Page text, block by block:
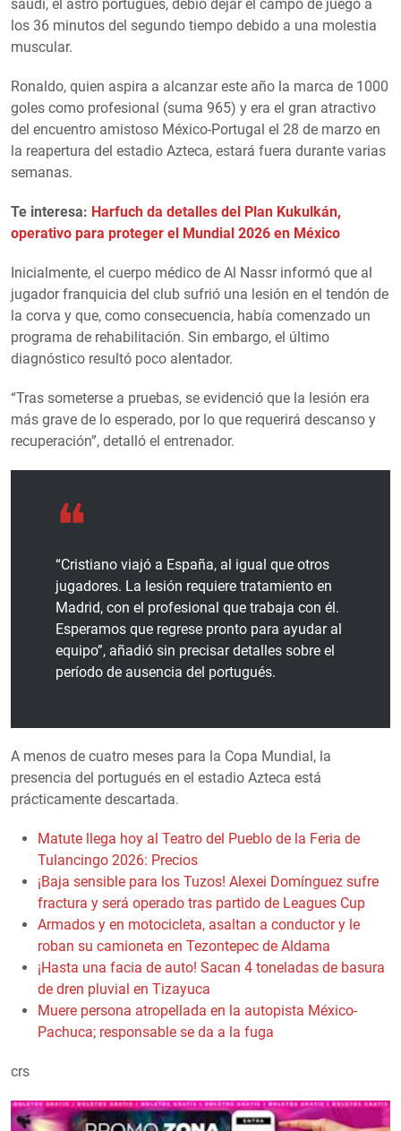
saudí, el astro portugués, debió dejar el campo de juego a
los 36 minutos del segundo tiempo debido a una molestia
muscular.
Ronaldo, quien aspira a alcanzar este año la marca de 1000
goles como profesional (suma 965) y era el gran atractivo
del encuentro amistoso México-Portugal el 28 de marzo en
la reapertura del estadio Azteca, estará fuera durante varias
semanas.
Te interesa: Harfuch da detalles del Plan Kukulkán,
operativo para proteger el Mundial 2026 en México
Inicialmente, el cuerpo médico de Al Nassr informó que al
jugador franquicia del club sufrió una lesión en el tendón de
la corva y que, como consecuencia, había comenzado un
programa de rehabilitación. Sin embargo, el último
diagnóstico resultó poco alentador.
“Tras someterse a pruebas, se evidenció que la lesión era
más grave de lo esperado, por lo que requerirá descanso y
recuperación”, detalló el entrenador.
“Cristiano viajó a España, al igual que otros
jugadores. La lesión requiere tratamiento en
Madrid, con el profesional que trabaja con él.
Esperamos que regrese pronto para ayudar al
equipo”, añadió sin precisar detalles sobre el
período de ausencia del portugués.
A menos de cuatro meses para la Copa Mundial, la
presencia del portugués en el estadio Azteca está
prácticamente descartada.
Matute llega hoy al Teatro del Pueblo de la Feria de
Tulancingo 2026: Precios
¡Baja sensible para los Tuzos! Alexei Domínguez sufre
fractura y será operado tras partido de Leagues Cup
Armados y en motocicleta, asaltan a conductor y le
roban su camioneta en Tezontepec de Aldama
¡Hasta una facia de auto! Sacan 4 toneladas de basura
de dren pluvial en Tizayuca
Muere persona atropellada en la autopista México-
Pachuca; responsable se da a la fuga
crs